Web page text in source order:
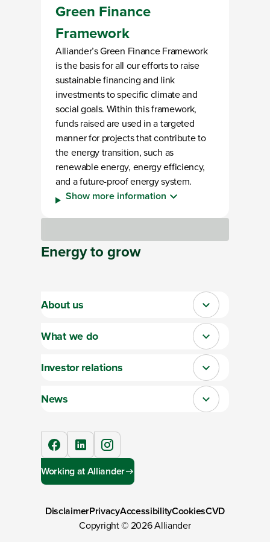
Green Finance
Framework
Alliander’s Green Finance Framework
is the basis for all our efforts to raise
sustainable financing and link
investments to specific climate and
social goals. Within this framework,
funds raised are used in a targeted
manner for projects that contribute to
the energy transition, such as
renewable energy, energy efficiency,
and a future-proof energy system.
Show more information
Energytogrow
About us Close
What we do Close
Investor relations Close
News Close
facebooklinkedIninstagram
Working at Alliander
DisclaimerPrivacyAccessibilityCookiesCVD
Copyright ©2026Alliander